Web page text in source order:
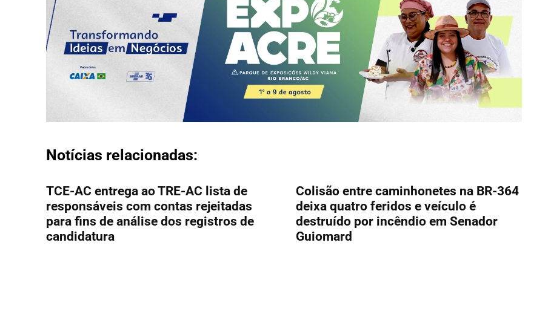
Notícias relacionadas:
TCE-AC entrega ao TRE-AC lista de
responsáveis com contas rejeitadas
para fins de análise dos registros de
candidatura
Colisão entre caminhonetes na BR-364
deixa quatro feridos e veículo é
destruído por incêndio em Senador
Guiomard